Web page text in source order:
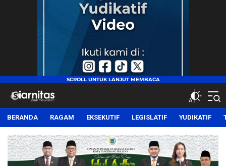
siarnitas
Jernih Menyiarkan
BERANDA RAGAM EKSEKUTIF LEGISLATIF YUDIKATIF